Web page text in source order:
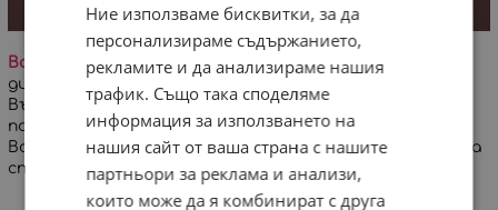
Важно!
На заглавната снимка е визуализиран
дигитален проект на дизайна върху кейс за iPhone.
Възможна е минимална разлика в цветовете и
позиционирането на дизайна!
Всеки кейс се изработва специално за Вашата поръчка
спрямо избран модел телефон.
Ние използваме бисквитки, за да
персонализираме съдържанието,
рекламите и да анализираме нашия
трафик. Също така споделяме
информация за използването на
нашия сайт от ваша страна с нашите
партньори за реклама и анализи,
които може да я комбинират с друга